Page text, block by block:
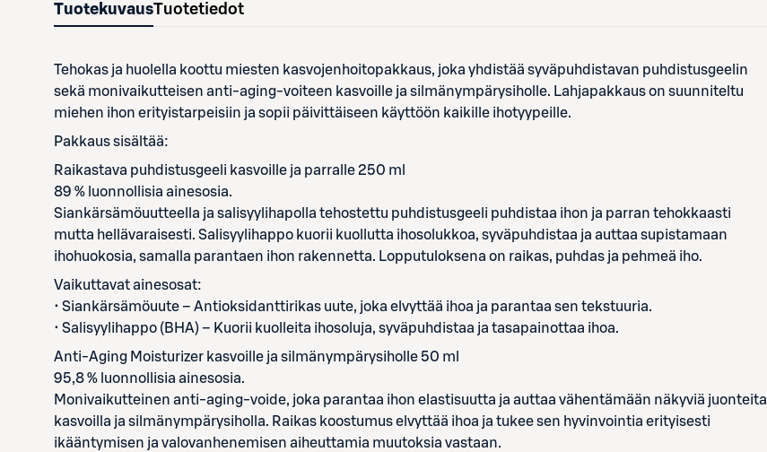
TuotekuvausTuotetiedot
Tehokas ja huolella koottu miesten kasvojenhoitopakkaus, joka yhdistää syväpuhdistavan puhdistusgeelin
sekä monivaikutteisen anti-aging-voiteen kasvoille ja silmänympärysiholle. Lahjapakkaus on suunniteltu
miehen ihon erityistarpeisiin ja sopii päivittäiseen käyttöön kaikille ihotyypeille.
Pakkaus sisältää:
Raikastava puhdistusgeeli kasvoille ja parralle 250 ml
89 % luonnollisia ainesosia.
Siankärsämöuutteella ja salisyylihapolla tehostettu puhdistusgeeli puhdistaa ihon ja parran tehokkaasti
mutta hellävaraisesti. Salisyylihappo kuorii kuollutta ihosolukkoa, syväpuhdistaa ja auttaa supistamaan
ihohuokosia, samalla parantaen ihon rakennetta. Lopputuloksena on raikas, puhdas ja pehmeä iho.
Vaikuttavat ainesosat:
• Siankärsämöuute – Antioksidanttirikas uute, joka elvyttää ihoa ja parantaa sen tekstuuria.
• Salisyylihappo (BHA) – Kuorii kuolleita ihosoluja, syväpuhdistaa ja tasapainottaa ihoa.
Anti-Aging Moisturizer kasvoille ja silmänympärysiholle 50 ml
95,8 % luonnollisia ainesosia.
Monivaikutteinen anti-aging-voide, joka parantaa ihon elastisuutta ja auttaa vähentämään näkyviä juonteita
kasvoilla ja silmänympärysiholla. Raikas koostumus elvyttää ihoa ja tukee sen hyvinvointia erityisesti
ikääntymisen ja valovanhenemisen aiheuttamia muutoksia vastaan.